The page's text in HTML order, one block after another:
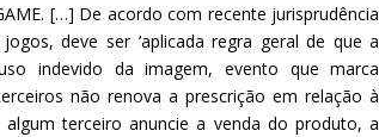
[…] De acordo com recente jurisprudência
deve ser ‘aplicada regra geral de que a
indevido da imagem, evento que marca
não renova a prescrição em relação à
terceiro anuncie a venda do produto, a